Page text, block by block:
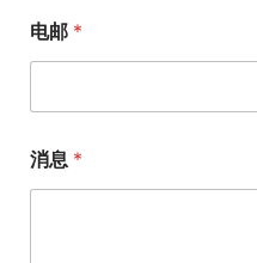
电邮 *
消息 *